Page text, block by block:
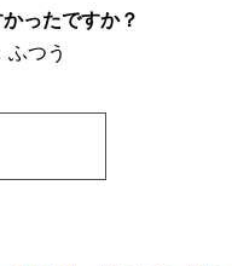
ったですか？
ふつう